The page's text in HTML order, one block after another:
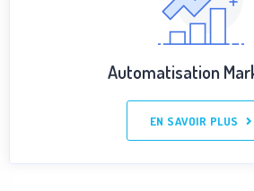
Automatisation
EN SAVOIR PLUS